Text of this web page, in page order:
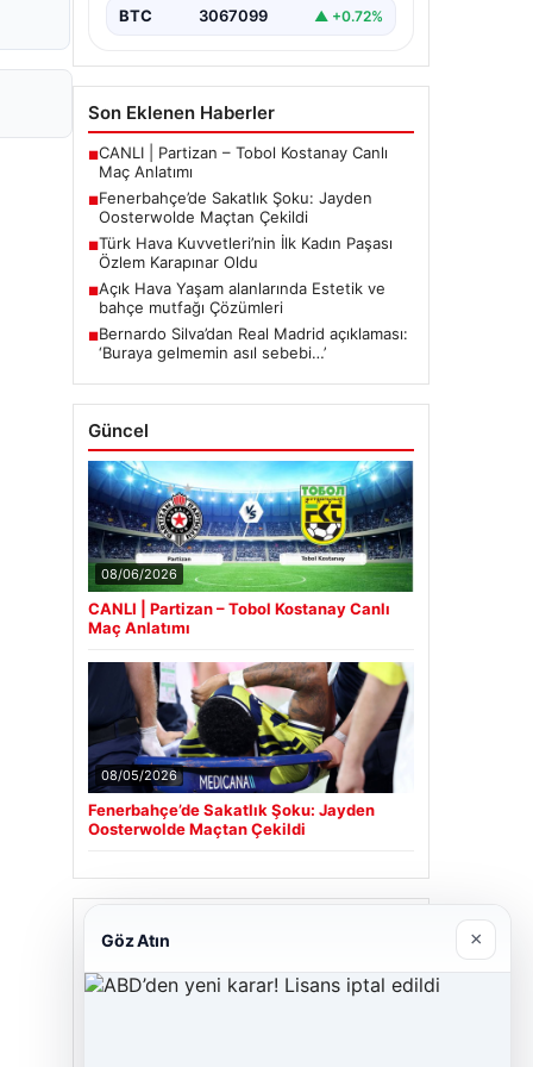
BTC 3067099 ▲ +0.72%
Son Eklenen Haberler
■CANLI | Partizan – Tobol Kostanay Canlı
Maç Anlatımı
■Fenerbahçe’de Sakatlık Şoku: Jayden
Oosterwolde Maçtan Çekildi
■Türk Hava Kuvvetleri’nin İlk Kadın Paşası
Özlem Karapınar Oldu
■Açık Hava Yaşam alanlarında Estetik ve
bahçe mutfağı Çözümleri
■Bernardo Silva’dan Real Madrid açıklaması:
‘Buraya gelmemin asıl sebebi…’
Güncel
08/06/2026
CANLI | Partizan – Tobol Kostanay Canlı
Maç Anlatımı
08/05/2026
Fenerbahçe’de Sakatlık Şoku: Jayden
Oosterwolde Maçtan Çekildi
Cengiz Sigorta
Göz Atın ×